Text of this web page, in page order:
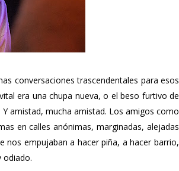
conversaciones trascendentales para esos
era una chupa nueva, o el beso furtivo de
amistad, mucha amistad. Los amigos como
en calles anónimas, marginadas, alejadas
nos empujaban a hacer piña, a hacer barrio,
odiado.